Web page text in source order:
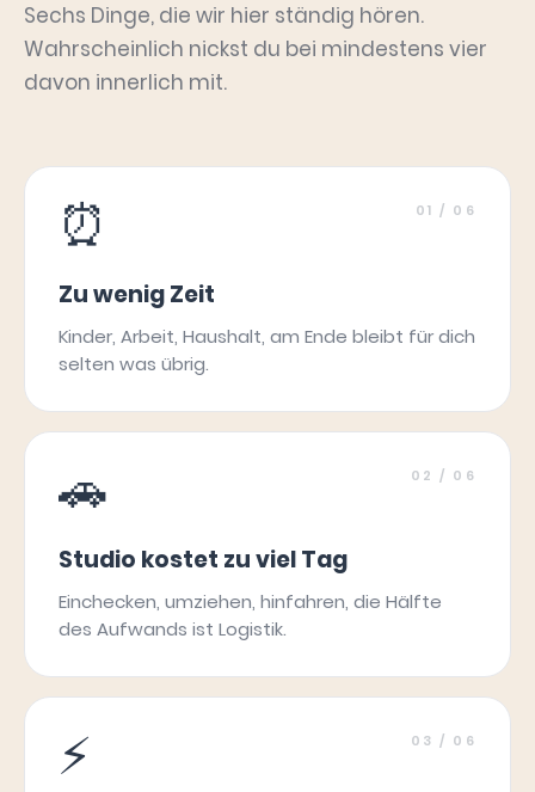
Sechs Dinge, die wir hier ständig hören.
Wahrscheinlich nickst du bei mindestens vier
davon innerlich mit.
⏰ 01 / 06
Zu wenig Zeit
Kinder, Arbeit, Haushalt, am Ende bleibt für dich
selten was übrig.
🚗 02 / 06
Studio kostet zu viel Tag
Einchecken, umziehen, hinfahren, die Hälfte
des Aufwands ist Logistik.
⚡ 03 / 06